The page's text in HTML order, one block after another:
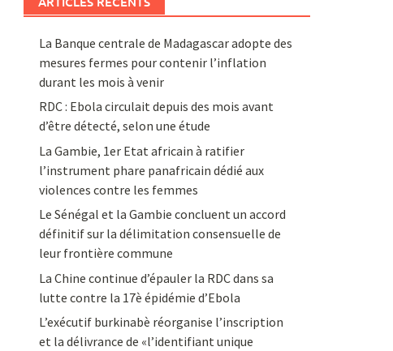
La Banque centrale de Madagascar adopte des
mesures fermes pour contenir l’inflation
durant les mois à venir
RDC : Ebola circulait depuis des mois avant
d’être détecté, selon une étude
La Gambie, 1er Etat africain à ratifier
l’instrument phare panafricain dédié aux
violences contre les femmes
Le Sénégal et la Gambie concluent un accord
définitif sur la délimitation consensuelle de
leur frontière commune
La Chine continue d’épauler la RDC dans sa
lutte contre la 17è épidémie d’Ebola
L’exécutif burkinabè réorganise l’inscription
et la délivrance de «l’identifiant unique